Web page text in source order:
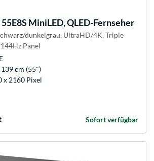
55E8S MiniLED, QLED-Fernseher
dunkelgrau, UltraHD/4K, Triple
Panel
cm (55")
x 2160 Pixel
Sofort verfügbar